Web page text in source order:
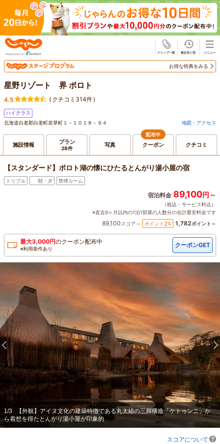
お得な特典をみる
星野リゾート 界 ポロト
4.5 ( クチコミ314件)
ハイクラス
北海道白老郡白老町若草町１－１０１８－９４
地図・アクセス
施設情報 プラン
28件 写真
配布中
クーポン クチコミ
【スタンダード】ポロト湖の懐にひたるとんがり湯小屋の宿
トリプル 朝・夕 禁煙ルーム
宿泊料金 89,100円～
（税込・サービス料込）
※直近6ヶ月以内の1泊1部屋の人数分の合計最安料金です
89,100スコア～ ポイント 2% 1,782ポイント～
最大3,000円のクーポン配布中
※利用条件あり クーポンGET
1/3
【外観】アイヌ文化の建築特徴である丸太組の三脚構造「ケトゥンニ」か
ら着想を得たとんがり湯小屋が印象的
スコアについて